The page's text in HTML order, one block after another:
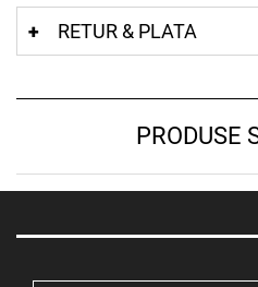
RETUR & PLATA
PRODUSE